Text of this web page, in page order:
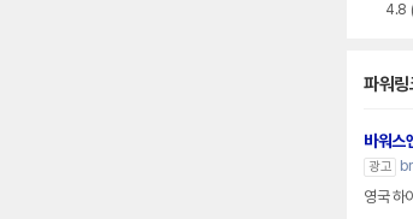
4.8
파워링
바워스
광고
영국 하